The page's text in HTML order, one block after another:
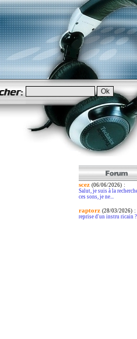
scez (06/06/2026):
Salut, je suis à la
ces sons, je ne...
raptorz (28/03/2026):
reprise d'un instru ricain ?